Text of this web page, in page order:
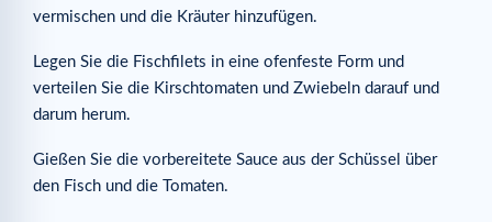
vermischen und die Kräuter hinzufügen.
Legen Sie die Fischfilets in eine ofenfeste Form und
verteilen Sie die Kirschtomaten und Zwiebeln darauf und
darum herum.
Gießen Sie die vorbereitete Sauce aus der Schüssel über
den Fisch und die Tomaten.